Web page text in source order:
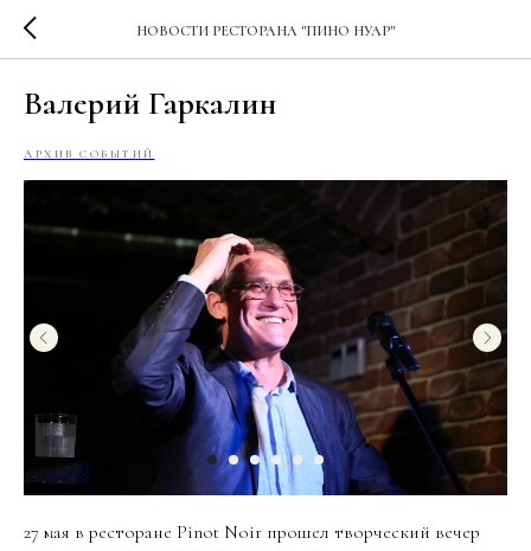
НОВОСТИ РЕСТОРАНА "ПИНО НУАР"
Валерий Гаркалин
АРХИВ СОБЫТИЙ
27 мая в ресторане Pinot Noir прошел творческий вечер